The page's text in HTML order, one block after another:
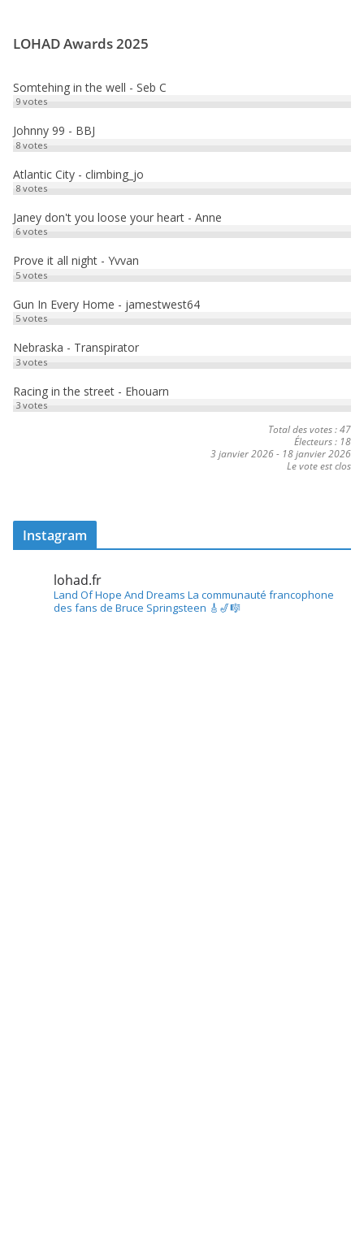
b
o
o
k
d
o
n
l g
er
LOHAD Awards 2025
Somtehing in the well - Seb C
9votes
Johnny 99 - BBJ
8votes
Atlantic City - climbing_jo
8votes
Janey don't you loose your heart - Anne
6votes
Prove it all night - Yvvan
5votes
Gun In Every Home - jamestwest64
5votes
Nebraska - Transpirator
3votes
Racing in the street - Ehouarn
3votes
Total des votes : 47
Électeurs : 18
3 janvier 2026- 18 janvier 2026
Le vote est clos
Instagram
lohad.fr
Land Of Hope And Dreams La communauté francophone
des fans de Bruce Springsteen 🎸🎷🎼